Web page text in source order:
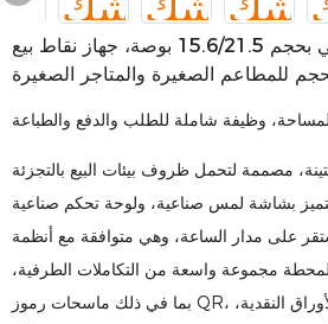
كشك طلب ذاتي مكتبي بحجم 15.6/21.5 بوصة، جهاز نقاط بيع
للمطاعم الصغيرة والمتاجر الصغيرة
وظيفة شاملة للطلب والدفع والطباعة
مصممة لتحمل ظروف بيئات البيع بالتجزئة
بشاشة لمس صناعية، ولوحة تحكم صناعية
على مدار الساعة، وهي متوافقة مع أنظمة
مجموعة واسعة من التكاملات الطرفية،
بما في ذلك ماسحات رموز QR، وأجهزة التحقق من صحة الأوراق النقدية،